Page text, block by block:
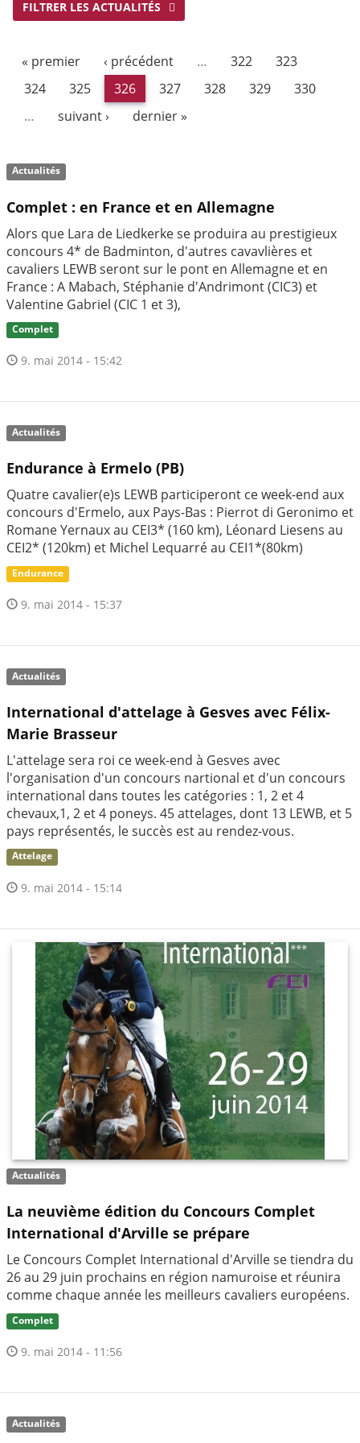
FILTRER LES ACTUALITÉS
« premier ‹ précédent … 322
323
324
325 326 327 328 329
330
…
suivant › dernier »
Actualités
Complet : en France et en Allemagne
Alors que Lara de Liedkerke se produira au prestigieux
concours 4* de Badminton, d'autres cavavlières et
cavaliers LEWB seront sur le pont en Allemagne et en
France : A Mabach, Stéphanie d'Andrimont (CIC3) et
Valentine Gabriel (CIC 1 et 3),
Complet
9. mai 2014 - 15:42
Actualités
Endurance à Ermelo (PB)
Quatre cavalier(e)s LEWB participeront ce week-end aux
concours d'Ermelo, aux Pays-Bas : Pierrot di Geronimo et
Romane Yernaux au CEI3* (160 km), Léonard Liesens au
CEI2* (120km) et Michel Lequarré au CEI1*(80km)
Endurance
9. mai 2014 - 15:37
Actualités
International d'attelage à Gesves avec Félix-
Marie Brasseur
L'attelage sera roi ce week-end à Gesves avec
l'organisation d'un concours nartional et d'un concours
international dans toutes les catégories : 1, 2 et 4
chevaux,1, 2 et 4 poneys. 45 attelages, dont 13 LEWB, et 5
pays représentés, le succès est au rendez-vous.
Attelage
9. mai 2014 - 15:14
Actualités
La neuvième édition du Concours Complet
International d'Arville se prépare
Le Concours Complet International d'Arville se tiendra du
26 au 29 juin prochains en région namuroise et réunira
comme chaque année les meilleurs cavaliers européens.
Complet
9. mai 2014 - 11:56
Actualités